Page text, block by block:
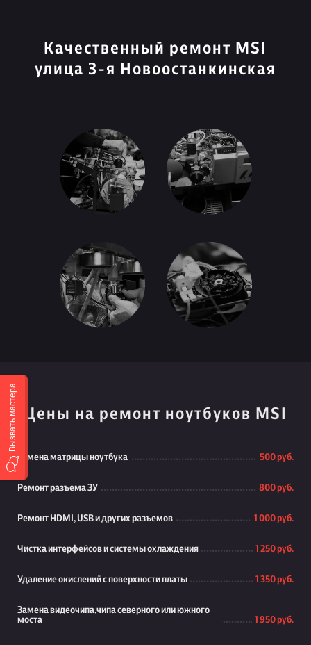
Качественный ремонт MSI
улица 3-я Новоостанкинская
Цены на ремонт ноутбуков MSI
Замена матрицы ноутбука 500 руб.
Ремонт разъема ЗУ 800 руб.
Ремонт HDMI, USB и других разъемов 1 000 руб.
Чистка интерфейсов и системы охлаждения 1 250 руб.
Удаление окислений с поверхности платы 1 350 руб.
Замена видеочипа,чипа северного или южного
моста
1 950 руб.
Вызвать мастера